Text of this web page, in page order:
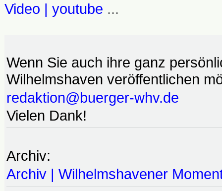
Video | youtube ...
Wenn Sie auch ihre ganz
Wilhelmshaven veröffentlichen
redaktion@buerger-whv.de
Vielen Dank!
Archiv:
Archiv | Wilhelmshavener